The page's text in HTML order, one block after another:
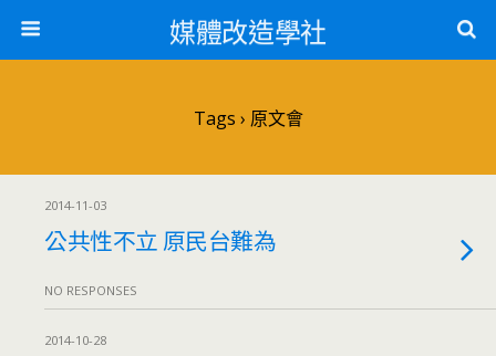
媒體改造學社
Tags › 原文會
2014-11-03
公共性不立 原民台難為
NO RESPONSES
2014-10-28